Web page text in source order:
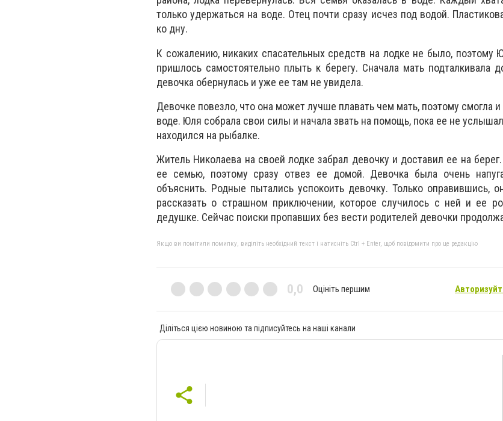
только удержаться на воде. Отец почти сразу исчез под водой.
ко дну.
К сожалению, никаких спасательных средств на лодке не было, поэтому
пришлось самостоятельно плыть к берегу. Сначала мать подталкивала
девочка обернулась и уже ее там не увидела.
Девочке повезло, что она может лучше плавать чем мать, поэтому смогла
воде. Юля собрала свои силы и начала звать на помощь, пока ее не
находился на рыбалке.
Житель Николаева на своей лодке забрал девочку и доставил ее на
ее семью, поэтому сразу отвез ее домой. Девочка была очень
объяснить. Родные пытались успокоить девочку. Только оправившись,
рассказать о страшном приключении, которое случилось с ней и ее
дедушке. Сейчас поиски пропавших без вести родителей девочки
Якщо ви помітили помилку, виділіть необхідний текст і натисніть Ctrl + Enter, щоб повідомити про це редакцію
0,0 Оцініть першим
Діліться цією новиною та підписуйтесь на наші канали